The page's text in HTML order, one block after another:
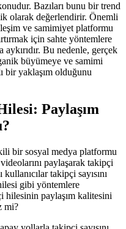
Bazıları bunu bir trend
olarak değerlendirir. Önemli
ve samimiyet platformu
için sahte yöntemlere
aykırıdır. Bu nedenle, gerçek
büyümeye ve samimi
bir yaklaşım olduğunu
Paylaşım
bir sosyal medya platformu
paylaşarak takipçi
takipçi sayısını
gibi yöntemlere
hilesinin paylaşım kalitesini
mi?